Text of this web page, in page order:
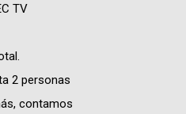
TV
2 personas
contamos